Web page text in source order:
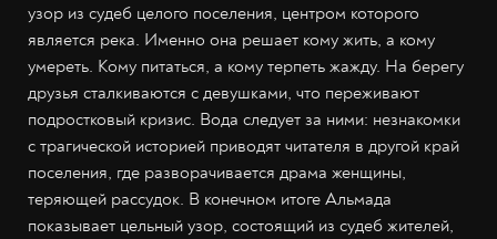
узор из судеб целого поселения, центром которого
является река. Именно она решает кому жить, а кому
умереть. Кому питаться, а кому терпеть жажду. На берегу
друзья сталкиваются с девушками, что переживают
подростковый кризис. Вода следует за ними: незнакомки
с трагической историей приводят читателя в другой край
поселения, где разворачивается драма женщины,
теряющей рассудок. В конечном итоге Альмада
показывает цельный узор, состоящий из судеб жителей,